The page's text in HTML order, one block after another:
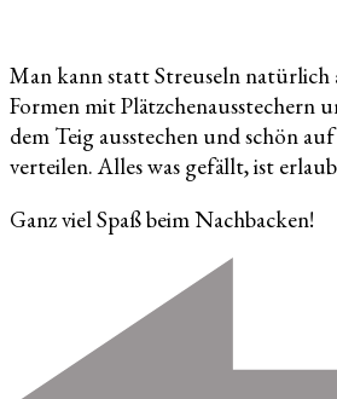
Man kann statt Streuseln natürlich
Formen mit Plätzchenausstechern
dem Teig ausstechen und schön
verteilen. Alles was gefällt, ist
Ganz viel Spaß beim Nachbacken!